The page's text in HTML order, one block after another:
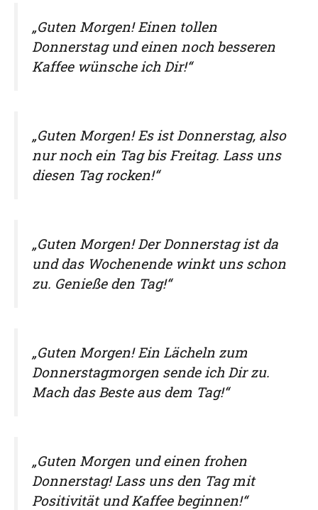
„Guten Morgen! Einen tollen
Donnerstag und einen noch besseren
Kaffee wünsche ich Dir!“
„Guten Morgen! Es ist Donnerstag, also
nur noch ein Tag bis Freitag. Lass uns
diesen Tag rocken!“
„Guten Morgen! Der Donnerstag ist da
und das Wochenende winkt uns schon
zu. Genieße den Tag!“
„Guten Morgen! Ein Lächeln zum
Donnerstagmorgen sende ich Dir zu.
Mach das Beste aus dem Tag!“
„Guten Morgen und einen frohen
Donnerstag! Lass uns den Tag mit
Positivität und Kaffee beginnen!“